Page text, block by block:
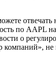
по AAPL
о
компаний», не